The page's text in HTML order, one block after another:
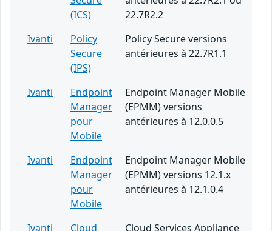
(ICS)
22.7R2.2
Ivanti
Policy
Secure
(IPS)
Policy Secure versions
antérieures à 22.7R1.1
Ivanti
Endpoint
Manager
pour
Mobile
Endpoint Manager Mobile
(EPMM) versions
antérieures à 12.0.0.5
Ivanti
Endpoint
Manager
pour
Mobile
Endpoint Manager Mobile
(EPMM) versions 12.1.x
antérieures à 12.1.0.4
Ivanti
Cloud
Cloud Services Appliance